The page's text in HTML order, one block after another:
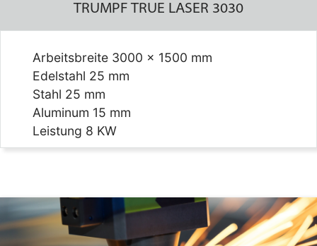
TRUMPF TRUE LASER 3030
Arbeitsbreite 3000 x 1500 mm
Edelstahl 25 mm
Stahl 25 mm
Aluminum 15 mm
Leistung 8 KW